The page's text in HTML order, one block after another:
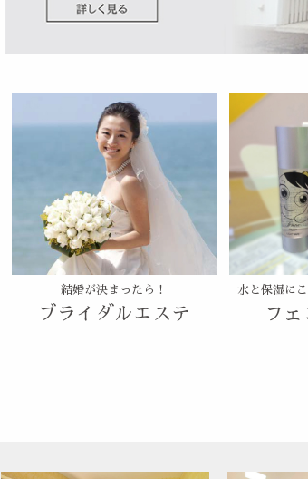
結婚が決まったら！
ブライダルエステ
水と保湿に
フェ